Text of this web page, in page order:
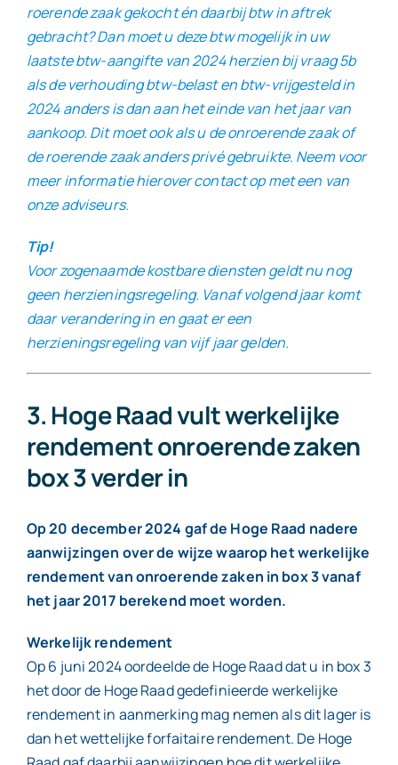
roerende zaak gekocht én daarbij btw in aftrek
gebracht? Dan moet u deze btw mogelijk in uw
laatste btw-aangifte van 2024 herzien bij vraag 5b
als de verhouding btw-belast en btw-vrijgesteld in
2024 anders is dan aan het einde van het jaar van
aankoop. Dit moet ook als u de onroerende zaak of
de roerende zaak anders privé gebruikte. Neem voor
meer informatie hierover contact op met een van
onze adviseurs.
Tip!
Voor zogenaamde kostbare diensten geldt nu nog
geen herzieningsregeling. Vanaf volgend jaar komt
daar verandering in en gaat er een
herzieningsregeling van vijf jaar gelden.
3. Hoge Raad vult werkelijke
rendement onroerende zaken
box 3 verder in
Op 20 december 2024 gaf de Hoge Raad nadere
aanwijzingen over de wijze waarop het werkelijke
rendement van onroerende zaken in box 3 vanaf
het jaar 2017 berekend moet worden.
Werkelijk rendement
Op 6 juni 2024 oordeelde de Hoge Raad dat u in box 3
het door de Hoge Raad gedefinieerde werkelijke
rendement in aanmerking mag nemen als dit lager is
dan het wettelijke forfaitaire rendement. De Hoge